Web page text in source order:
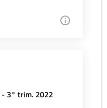
3° trim. 2022